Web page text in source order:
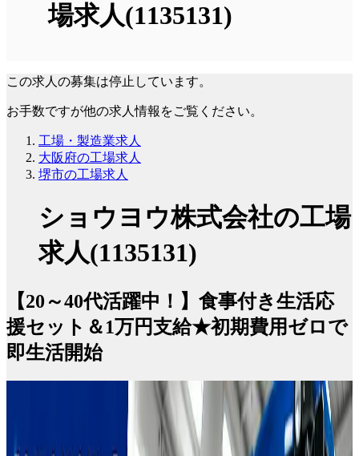
場求人(1135131)
この求人の募集は停止しています。
お手数ですが他の求人情報をご覧ください。
工場・製造業求人
大阪府の工場求人
堺市の工場求人
ショウヨウ株式会社の工場
求人(1135131)
【20～40代活躍中！】食事付き生活応
援セット＆1万円支給★初期費用ゼロで
即生活開始